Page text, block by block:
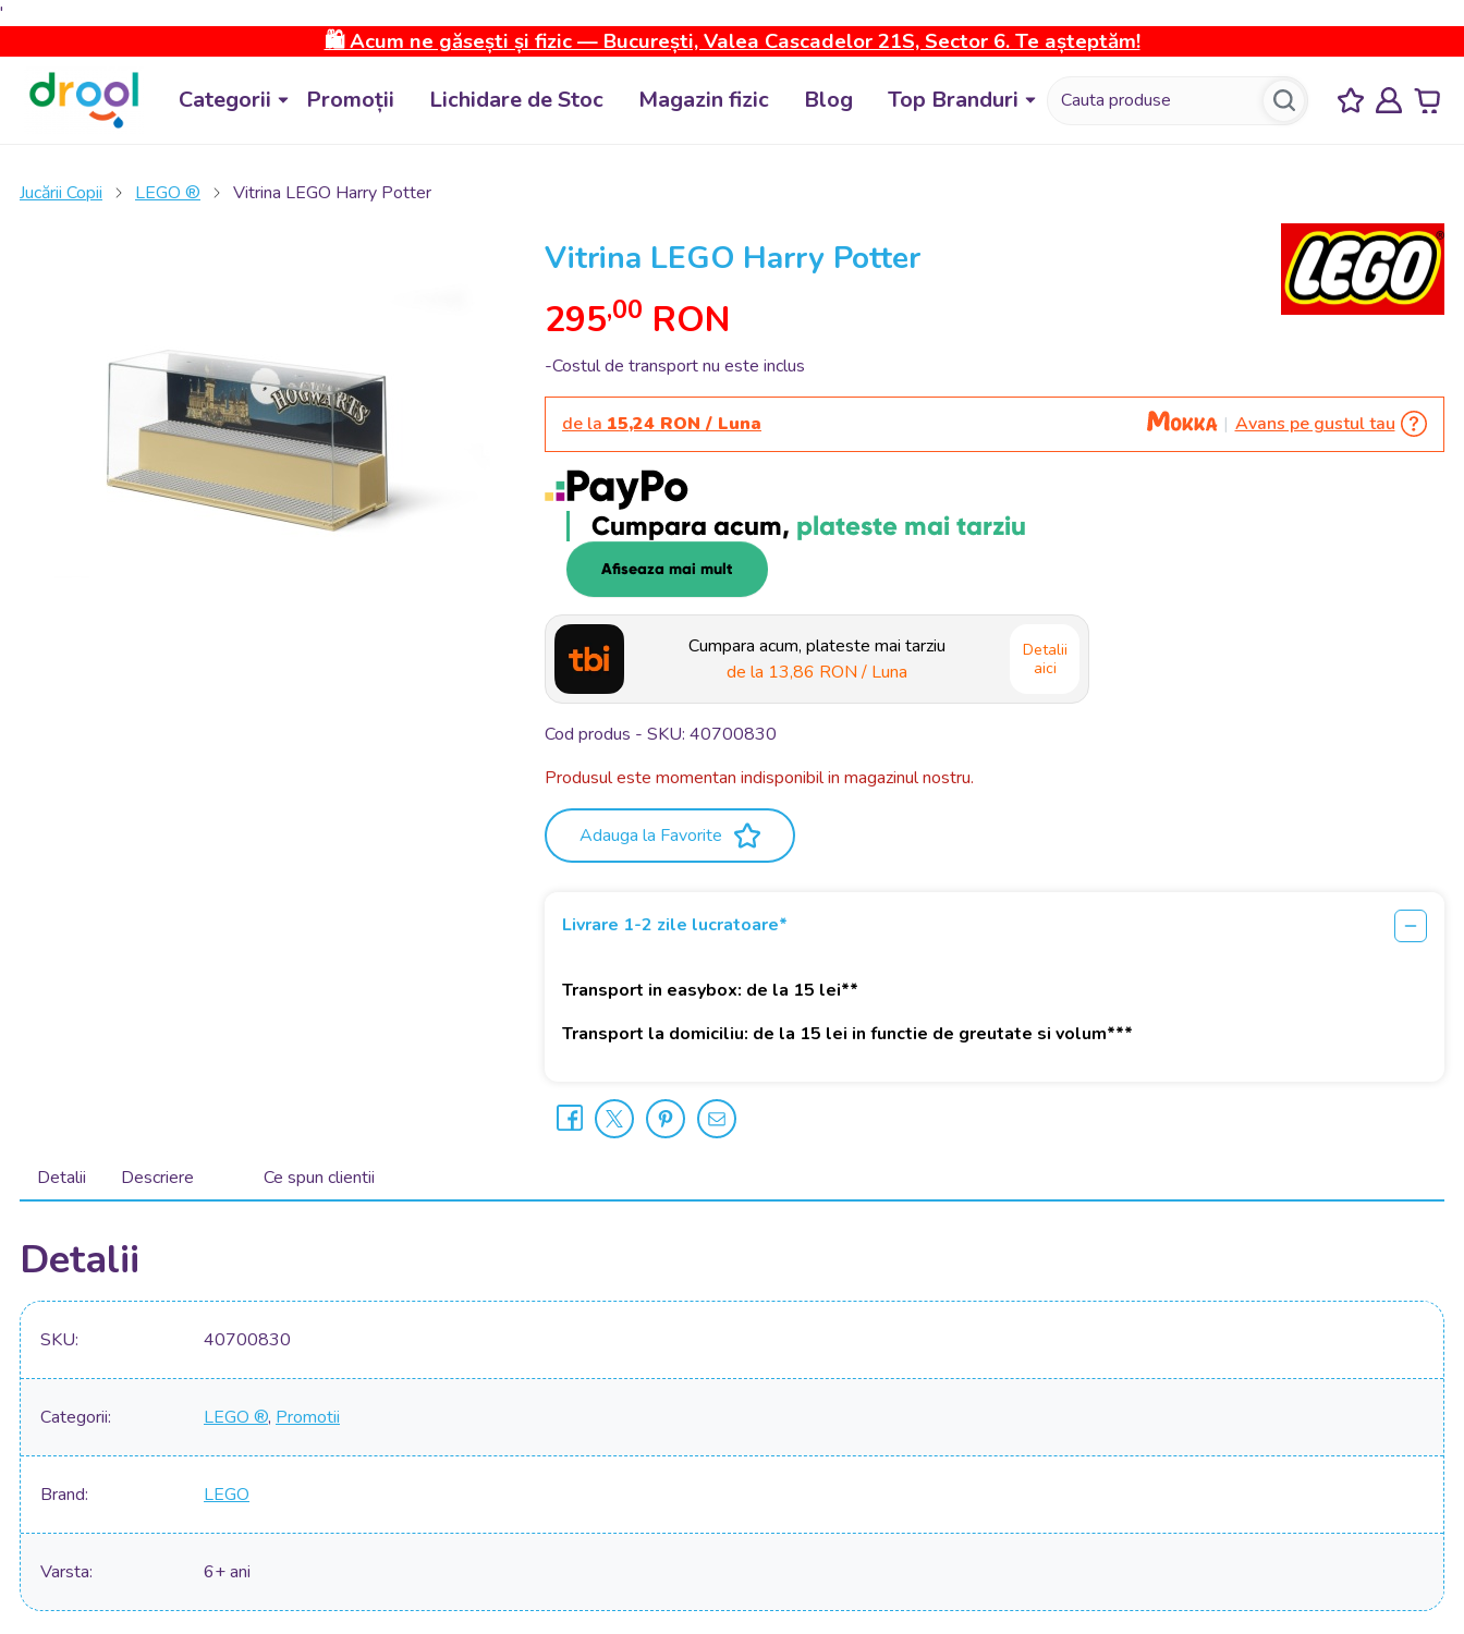
'
🛍️ Acum ne găsești și fizic — București, Valea Cascadelor 21S, Sector 6. Te așteptăm!
Categorii Promoții Lichidare de Stoc Magazin fizic Blog Top Branduri
Jucării Copii LEGO ® Vitrina LEGO Harry Potter
Vitrina LEGO Harry Potter
295,00 RON
-Costul de transport nu este inclus
de la 15,24 RON / Luna Avans pe gustul tau
Cumpara acum, plateste mai tarziu
Afiseaza mai mult
Cumpara acum, plateste mai tarziu
de la 13,86 RON / Luna
Detalii
aici
Cod produs - SKU 40700830
Produsul este momentan indisponibil in magazinul nostru.
Adauga la Favorite
Livrare 1-2 zile lucratoare*
Transport in easybox: de la 15 lei**
Transport la domiciliu: de la 15 lei in functie de greutate si volum***
Detalii Descriere Ce spun clientii
Detalii
SKU 40700830
Categorii LEGO ®, Promotii
Brand LEGO
Varsta 6+ ani